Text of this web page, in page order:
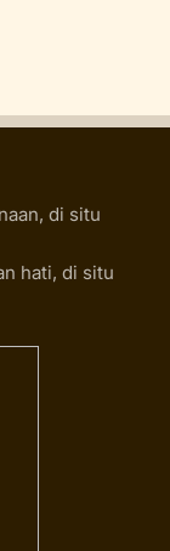
di situ
hati, di situ